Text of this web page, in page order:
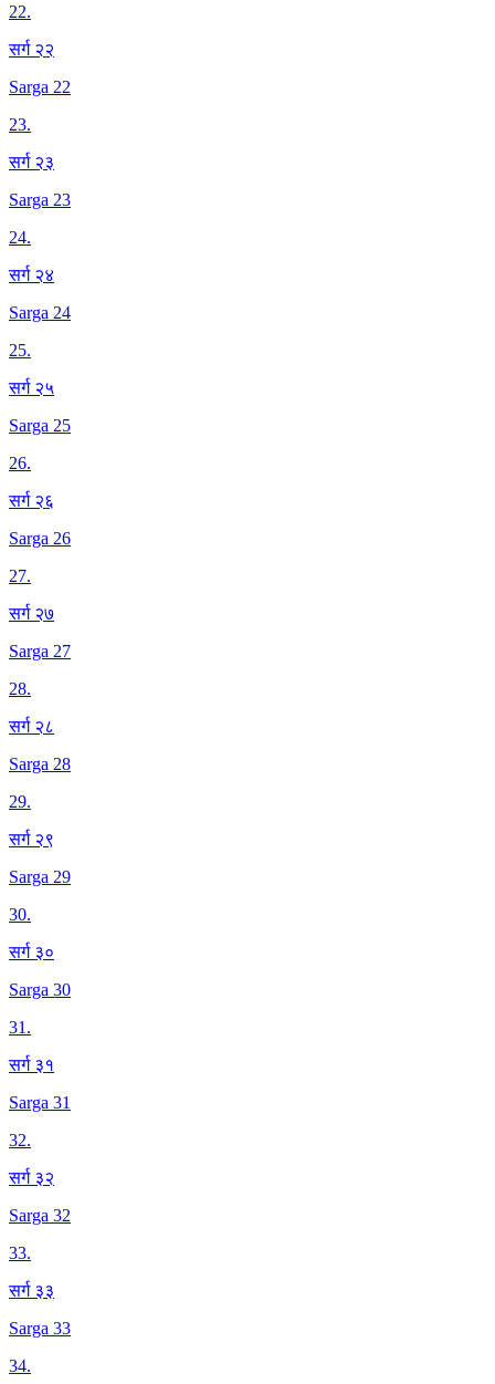
22.
सर्ग २२
Sarga 22
23.
सर्ग २३
Sarga 23
24.
सर्ग २४
Sarga 24
25.
सर्ग २५
Sarga 25
26.
सर्ग २६
Sarga 26
27.
सर्ग २७
Sarga 27
28.
सर्ग २८
Sarga 28
29.
सर्ग २९
Sarga 29
30.
सर्ग ३०
Sarga 30
31.
सर्ग ३१
Sarga 31
32.
सर्ग ३२
Sarga 32
33.
सर्ग ३३
Sarga 33
34.